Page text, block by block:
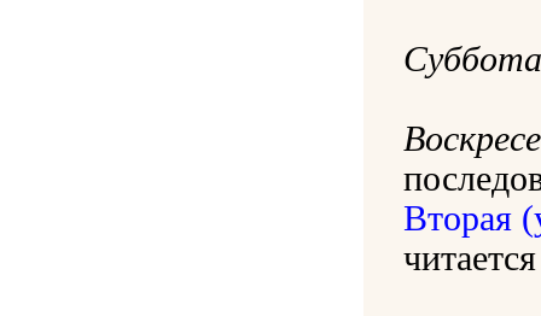
Суббота
Вторая